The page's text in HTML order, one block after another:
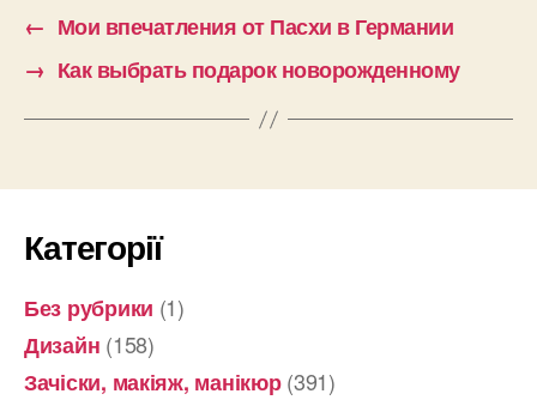
← Мои впечатления от Пасхи в Германии
→ Как выбрать подарок новорожденному
Категорії
Без рубрики (1)
Дизайн (158)
Зачіски, макіяж, манікюр(391)